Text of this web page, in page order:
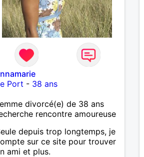
Port - 38 ans
divorcé(e) de 38 ans
rencontre amoureuse
depuis trop longtemps, je
sur ce site pour trouver
ami et plus.